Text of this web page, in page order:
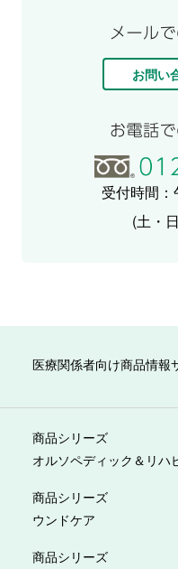
お問い
受付時間
(土・
医療関係者向け商品情報
商品シリーズ
オルソペディック＆リハ
商品シリーズ
ウンドケア
商品シリーズ